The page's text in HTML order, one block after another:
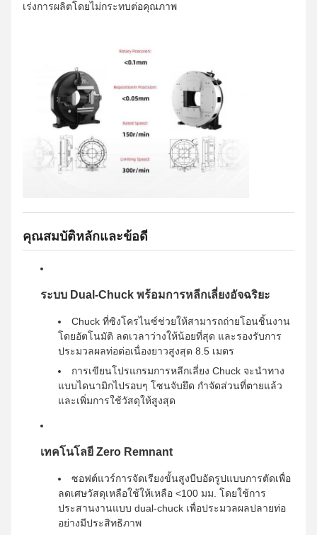
เร่งการผลิตโดยไม่กระทบต่อคุณภาพ
คุณสมบัติหลักและข้อดี
ระบบ Dual-Chuck พร้อมการหลีกเลี่ยงอัจฉริยะ
Chuck ที่ซิงโครไนซ์ช่วยให้สามารถถ่ายโอนชิ้นงาน
โดยอัตโนมัติ ลดเวลาว่างให้น้อยที่สุด และรองรับการ
ประมวลผลท่อต่อเนื่องยาวสูงสุด 8.5 เมตร
การเขียนโปรแกรมการหลีกเลี่ยง Chuck จะนำทาง
แบบไดนามิกไปรอบๆ โซนจับยึด กำจัดส่วนที่ตายแล้ว
และเพิ่มการใช้วัสดุให้สูงสุด
เทคโนโลยี Zero Remnant
ซอฟต์แวร์การจัดเรียงขั้นสูงบีบอัดรูปแบบการตัดเพื่อ
ลดเศษวัสดุเหลือใช้ให้เหลือ <100 มม. โดยใช้การ
ประสานงานแบบ dual-chuck เพื่อประมวลผลปลายท่อ
อย่างมีประสิทธิภาพ